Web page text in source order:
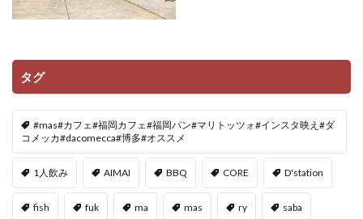
タグ
#mas#カフェ#福岡カフェ#福岡パン#マリトッツォ#インスタ映え#ダ
コメッカ#dacomecca#博多#オススメ
1人飲み AIMAI BBQ CORE D'station
fish fuk ma mas ry saba